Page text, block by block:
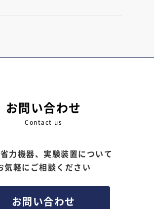
お問い合わせ
Contact us
力機器、実験装置について
気軽にご相談ください
お問い合わせ